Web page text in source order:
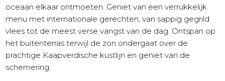
oceaan elkaar ontmoeten. Geniet van een verrukkelijk
menu met internationale gerechten, van sappig gegrild
vlees tot de meest verse vangst van de dag. Ontspan op
het buitenterras terwijl de zon ondergaat over de
prachtige Kaapverdische kustlijn en geniet van de
schemering.